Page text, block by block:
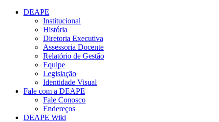
Conteúdo principal
DEAPE
Institucional
História
Diretoria Executiva
Assessoria Docente
Relatório de Gestão
Equipe
Legislação
Identidade Visual
Fale com a DEAPE
Fale Conosco
Endereços
DEAPE Wiki